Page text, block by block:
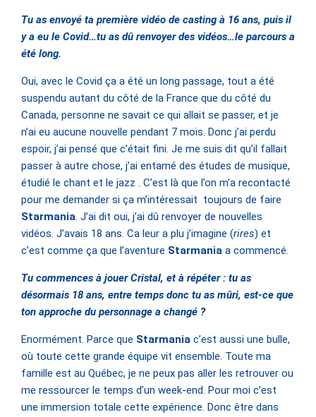
Tu as envoyé ta première vidéo de casting à 16 ans, puis il
y a eu le Covid…tu as dû renvoyer des vidéos…le parcours a
été long.
Oui, avec le Covid ça a été un long passage, tout a été
suspendu autant du côté de la France que du côté du
Canada, personne ne savait ce qui allait se passer, et je
n’ai eu aucune nouvelle pendant 7 mois. Donc j’ai perdu
espoir, j’ai pensé que c’était fini. Je me suis dit qu’il fallait
passer à autre chose, j’ai entamé des études de musique,
étudié le chant et le jazz . C’est là que l’on m’a recontacté
pour me demander si ça m’intéressait toujours de faire
Starmania. J’ai dit oui, j’ai dû renvoyer de nouvelles
vidéos. J’avais 18 ans. Ca leur a plu j’imagine (rires) et
c’est comme ça que l’aventure Starmania a commencé.
Tu commences à jouer Cristal, et à répéter : tu as
désormais 18 ans, entre temps donc tu as mûri, est-ce que
ton approche du personnage a changé ?
Enormément. Parce que Starmania c’est aussi une bulle,
où toute cette grande équipe vit ensemble. Toute ma
famille est au Québec, je ne peux pas aller les retrouver ou
me ressourcer le temps d’un week-end. Pour moi c’est
une immersion totale cette expérience. Donc être dans